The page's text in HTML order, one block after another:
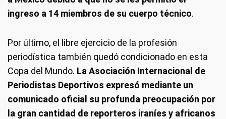
ingreso a 14 miembros de su cuerpo técnico.
Por último, el libre ejercicio de la profesión
periodística también quedó condicionado en esta
Copa del Mundo. La Asociación Internacional de
Periodistas Deportivos expresó mediante un
comunicado oficial su profunda preocupación por
la gran cantidad de reporteros iraníes y africanos